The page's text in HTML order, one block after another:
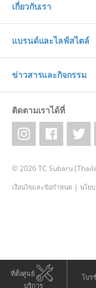
ที่ตั้งศูนย์
บริการ
เกี่ยวกับเรา
แบรนด์และไลฟ์สไตล์
ข่าวสารและกิจกรรม
ติดตามเราได้ที่
© 2026 TC Subaru
เงื่อนไขและข้อกำหนด | นโย